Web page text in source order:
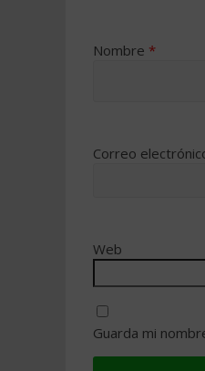
Nombre *
Correo
Web
Guarda mi